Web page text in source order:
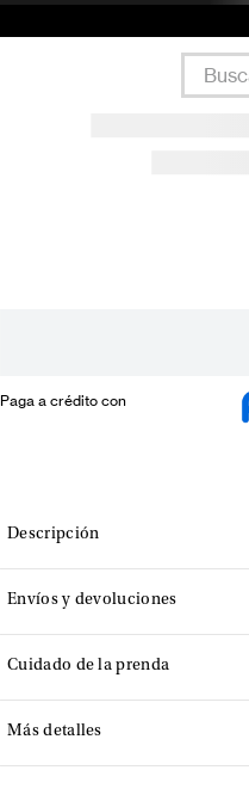
Buscar
Paga a crédito con
Descripción
Envíos y devoluciones
Cuidado de la prenda
Más detalles